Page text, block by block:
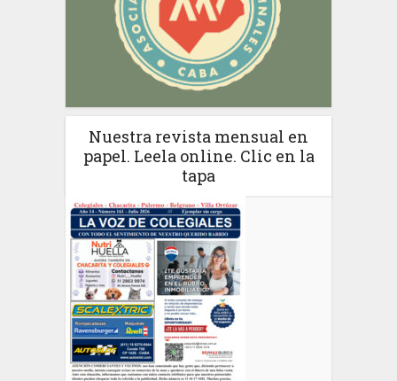
Nuestra revista mensual en
papel. Leela online. Clic en la
tapa